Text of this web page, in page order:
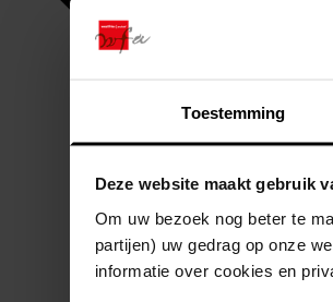
Toestemming
Deze website maakt gebruik
Om uw bezoek nog beter te
partijen) uw gedrag op onze
informatie over cookies en